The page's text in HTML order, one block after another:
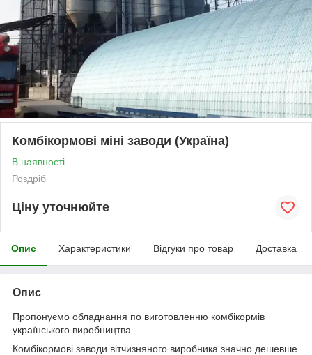
Комбікормові міні заводи (Україна)
В наявності
Роздріб
Ціну уточнюйте
Опис Характеристики Відгуки про товар Доставка
Опис
Пропонуємо обладнання по виготовленню комбікормів
українського виробництва.
Комбікормові заводи вітчизняного виробника значно дешевше